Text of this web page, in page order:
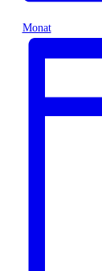
Monat